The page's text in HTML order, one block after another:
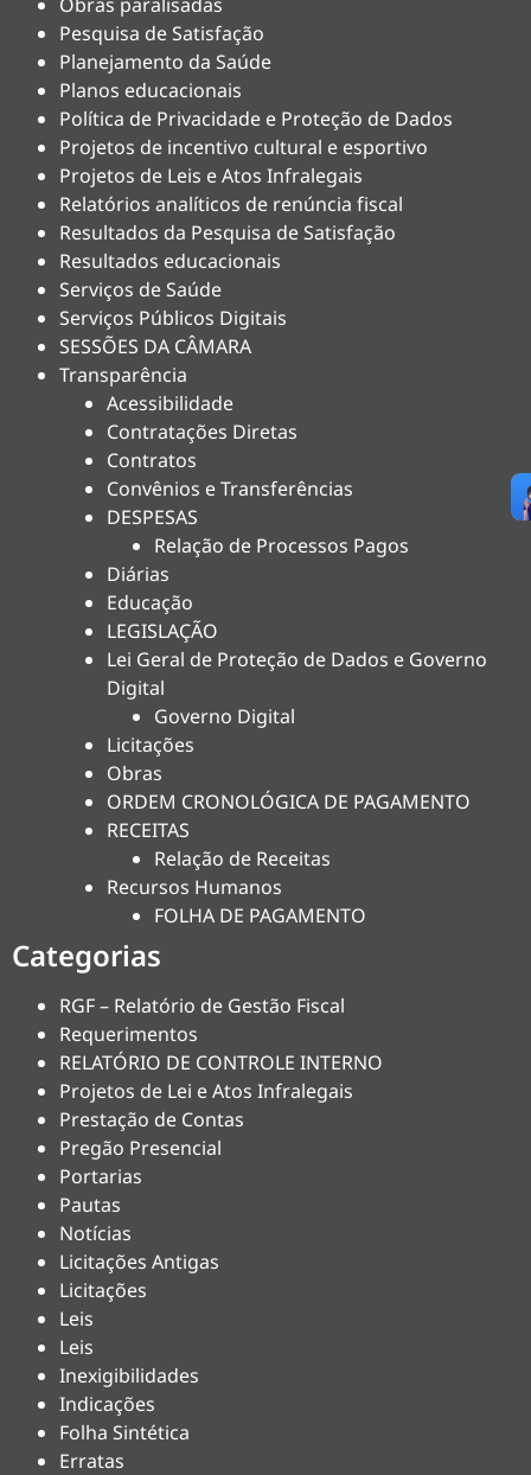
Pesquisa de Satisfação
Planejamento da Saúde
Planos educacionais
Política de Privacidade e Proteção de Dados
Projetos de incentivo cultural e esportivo
Projetos de Leis e Atos Infralegais
Relatórios analíticos de renúncia fiscal
Resultados da Pesquisa de Satisfação
Resultados educacionais
Serviços de Saúde
Serviços Públicos Digitais
SESSÕES DA CÂMARA
Transparência
Acessibilidade
Contratações Diretas
Contratos
Convênios e Transferências
DESPESAS
Relação de Processos Pagos
Diárias
Educação
LEGISLAÇÃO
Lei Geral de Proteção de Dados e Governo
Digital
Governo Digital
Licitações
Obras
ORDEM CRONOLÓGICA DE PAGAMENTO
RECEITAS
Relação de Receitas
Recursos Humanos
FOLHA DE PAGAMENTO
Categorias
RGF – Relatório de Gestão Fiscal
Requerimentos
RELATÓRIO DE CONTROLE INTERNO
Projetos de Lei e Atos Infralegais
Prestação de Contas
Pregão Presencial
Portarias
Pautas
Notícias
Licitações Antigas
Licitações
Leis
Leis
Inexigibilidades
Indicações
Folha Sintética
Erratas